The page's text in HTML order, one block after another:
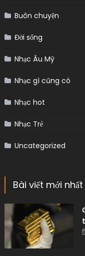
Buôn chuyện
Đời sống
Nhạc Âu Mỹ
Nhạc gì cũng có
Nhạc hot
Nhạc Trẻ
Uncategorized
Bài viết mới nhất